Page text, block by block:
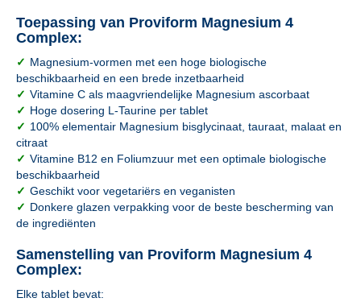
Toepassing van Proviform Magnesium 4
Complex:
✓ Magnesium-vormen met een hoge biologische
beschikbaarheid en een brede inzetbaarheid
✓ Vitamine C als maagvriendelijke Magnesium ascorbaat
✓ Hoge dosering L-Taurine per tablet
✓ 100% elementair Magnesium bisglycinaat, tauraat, malaat en
citraat
✓ Vitamine B12 en Foliumzuur met een optimale biologische
beschikbaarheid
✓ Geschikt voor vegetariërs en veganisten
✓ Donkere glazen verpakking voor de beste bescherming van
de ingrediënten
Samenstelling van Proviform Magnesium 4
Complex:
Elke tablet bevat: